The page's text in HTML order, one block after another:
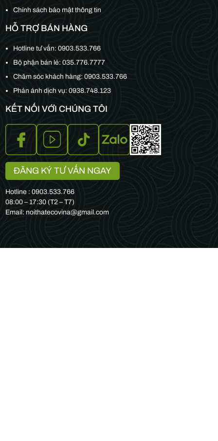
Chính sách bảo mật thông tin
HỖ TRỢ BÁN HÀNG
Hotline tư vấn:0903.533.766
Bộ phận bán lẻ:035.776.7777
Chăm sóc khách hàng:0903.533.766
Phản ánh dịch vụ: 0938.748.123
KẾT NỐI VỚI CHÚNG TÔI
ĐĂNG KÝ TƯ VẤN NGAY
Hotline : 0903.533.766
08:00 – 17:30 (T2 – T7)
Email: noithatecovina@gmail.com